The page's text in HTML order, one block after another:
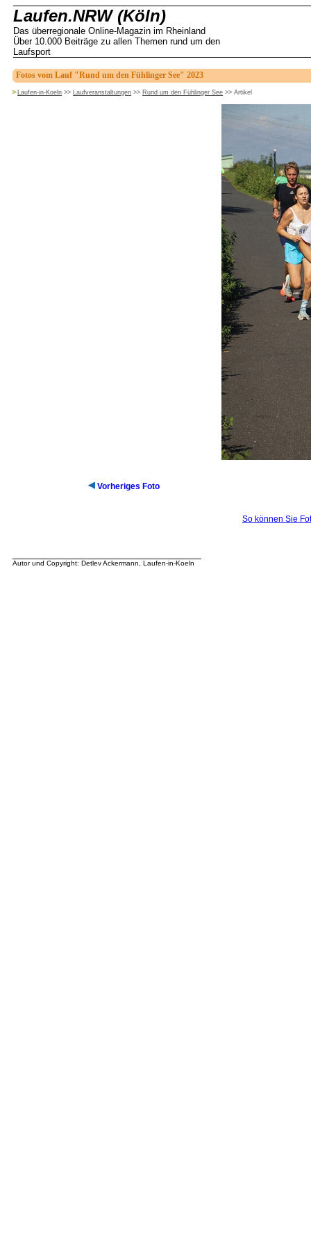
Laufen.NRW (Köln)
Das überregionale Online-Magazin im Rheinland
Über 10.000 Beiträge zu allen Themen rund um den
Laufsport
Fotos vom Lauf "Rund um den Fühlinger See" 2023
Laufen-in-Koeln >> Laufveranstaltungen >> Rund um den Fühlinger See >> Artikel
Vorheriges Foto
So können Sie
Autor und Copyright: Detlev Ackermann, Laufen-in-Koeln